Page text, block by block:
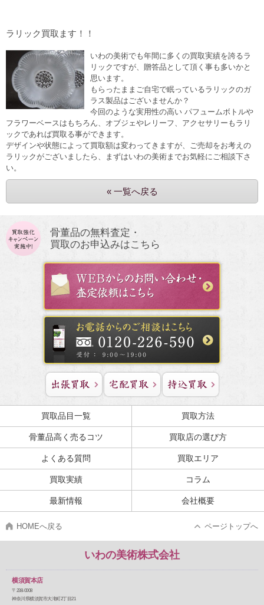
ラリック買取ます！！
いわの美術でも年間に多くの買取実績を誇るラ
リックですが、贈答品として頂く事も多いかと
思います。
もらったままご自宅で眠っているラリックのガ
ラス製品はございませんか？
今回のような実用性の高い パフュームボトルや
フラワーベースはもちろん、オブジェやレリーフ、アクセサリーもラリ
ックであれば買取る事ができます。
デザインや状態によって買取額は変わってきますが、ご売却をお考えの
ラリックがございましたら、まずはいわの美術までお気軽にご相談下さ
い。
« 一覧へ戻る
骨董品の無料査定・
買取のお申込みはこちら
買取品目一覧 買取方法
骨董品高く売るコツ 買取店の選び方
よくある質問 買取エリア
買取実績 コラム
最新情報 会社概要
HOMEへ戻る ページトップへ
いわの美術株式会社
横須賀本店
〒238-0008
神奈川県横須賀市大滝町2丁目21